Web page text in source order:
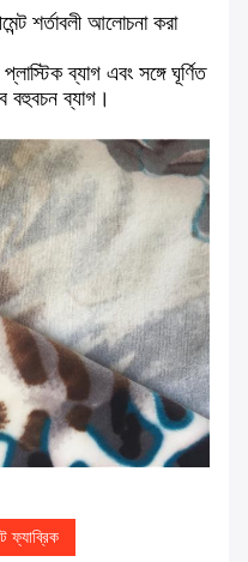
শর্তাবলী আলোচনা করা
ব্যাগ এবং সঙ্গে ঘূর্ণিত
বহুবচন ব্যাগ।
ফ্যাব্রিক